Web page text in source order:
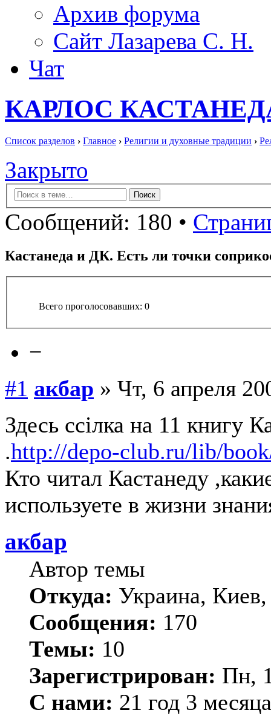
Архив форума
Сайт Лазарева С. Н.
Чат
КАРЛОС
Список разделов › Главное › Религии и духовные традиции ›
Закрыто
Сообщений: 180 •
Кастанеда и ДК. Есть ли точки
Всего проголосовавших: 0
−
#1 акбар » Чт, 6 апреля
Здесь ссілка на 11 книгу
.http://depo-club.ru/lib/
Кто читал Кастанеду
используете в жизни
акбар
Автор темы
Откуда: Украина,
Сообщения: 170
Темы: 10
Зарегистрирован: Пн,
С нами: 21 год 3 месяца